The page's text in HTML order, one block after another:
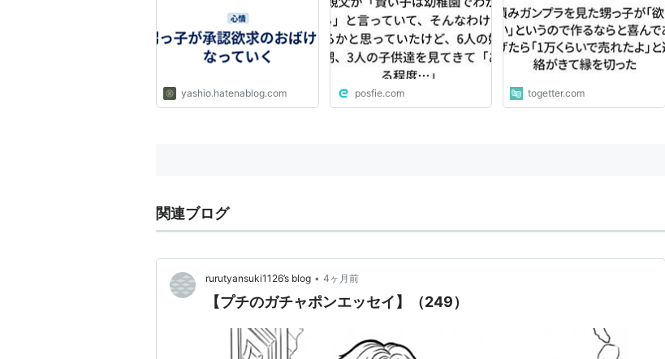
yashio.hatenablog.com
達を見てきて「ある程度…」
posfie.com
て縁を切った
togetter.com
関連ブログ
rurutyansuki1126’s blog • 4ヶ月前
【プチのガチャポンエッセイ】（249）